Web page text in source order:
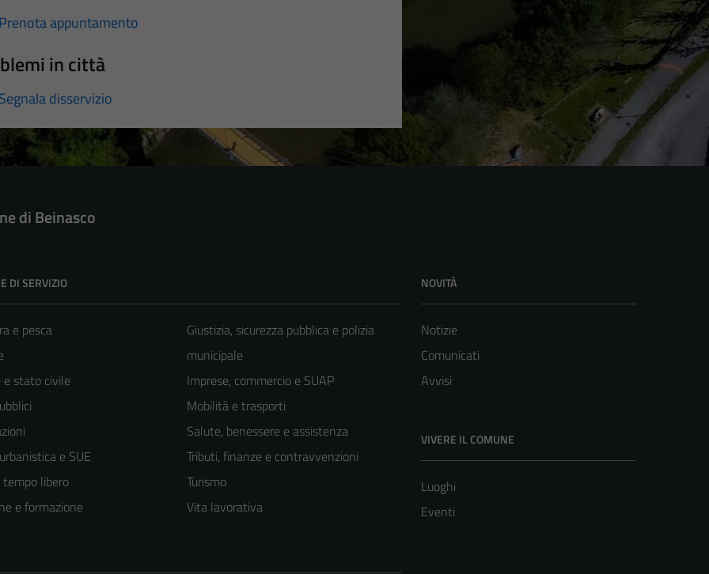
appuntamento
in città
disservizio
di Beinasco
DI SERVIZIO
e pesca
e stato civile
e SUE
libero
e formazione
Giustizia, sicurezza pubblica e polizia
municipale
Imprese, commercio e SUAP
Mobilità e trasporti
Salute, benessere e assistenza
Tributi, finanze e contravvenzioni
Turismo
Vita lavorativa
NOVITÀ
Notizie
Comunicati
Avvisi
VIVERE IL COMUNE
Luoghi
Eventi